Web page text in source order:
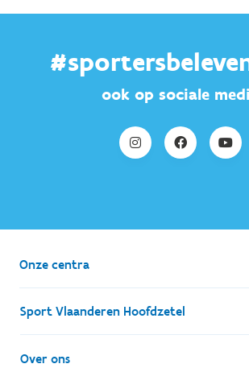
ook op sociale
Onze centra
Sport Vlaanderen Hoofdzetel
Simon Bolivarlaan 17
Over ons